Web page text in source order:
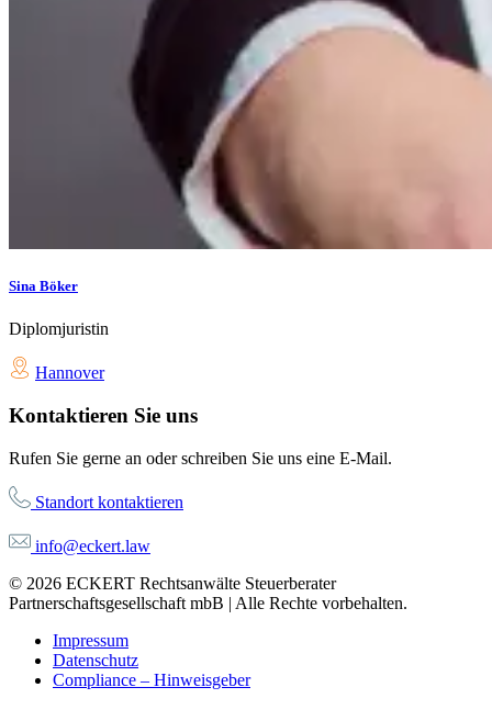
Sina Böker
Diplomjuristin
Hannover
Kontaktieren Sie uns
Rufen Sie gerne an oder schreiben Sie uns eine E-Mail.
Standort kontaktieren
info@eckert.law
© 2026 ECKERT Rechtsanwälte Steuerberater
Partnerschaftsgesellschaft mbB | Alle Rechte vorbehalten.
Impressum
Datenschutz
Compliance – Hinweisgeber